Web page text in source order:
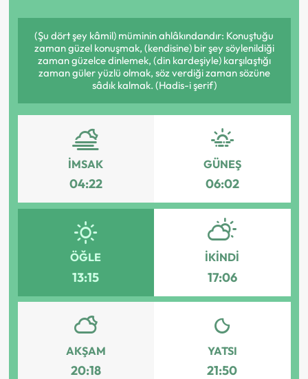
(Şu dört şey kâmil) müminin ahlâkındandır: Konuştuğu
zaman güzel konuşmak, (kendisine) bir şey söylenildiği
zaman güzelce dinlemek, (din kardeşiyle) karşılaştığı
zaman güler yüzlü olmak, söz verdiği zaman sözüne
sâdık kalmak. (Hadis-i şerif)
İMSAK
04:22
GÜNEŞ
06:02
ÖĞLE
13:15
İKINDI
17:06
AKŞAM
20:18
YATSI
21:50